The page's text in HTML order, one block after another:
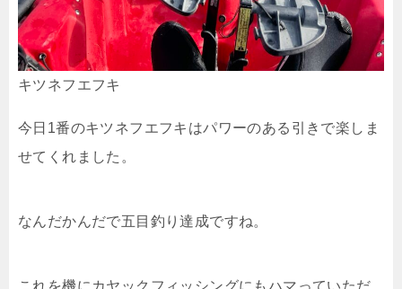
キツネフエフキ
今日1番のキツネフエフキはパワーのある引きで楽しま
せてくれました。
なんだかんだで五目釣り達成ですね。
これを機にカヤックフィッシングにもハマっていただ